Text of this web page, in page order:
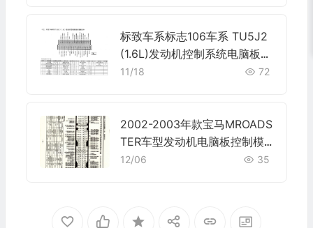
标致车系标志106车系 TU5J2
(1.6L)发动机控制系统电脑板3
5针端子
11/18 72
2002-2003年款宝马MROADS
TER车型发动机电脑板控制模
块针脚9+24+52+40+9针 端
12/06 35